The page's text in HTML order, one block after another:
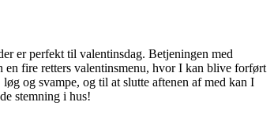
er perfekt til valentinsdag. Betjeningen med
en fire retters valentinsmenu, hvor I kan blive forført
og svampe, og til at slutte aftenen af med kan I
stemning i hus!